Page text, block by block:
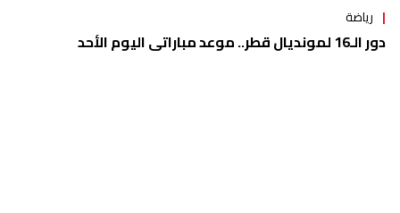
رياضة
دور الـ16 لمونديال قطر.. موعد مباراتي اليوم الأحد